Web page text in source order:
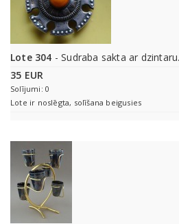
Lote 304 - Sudraba sakta ar
35 EUR
Solījumi: 0
Lote ir noslēgta, solīšana beigusies